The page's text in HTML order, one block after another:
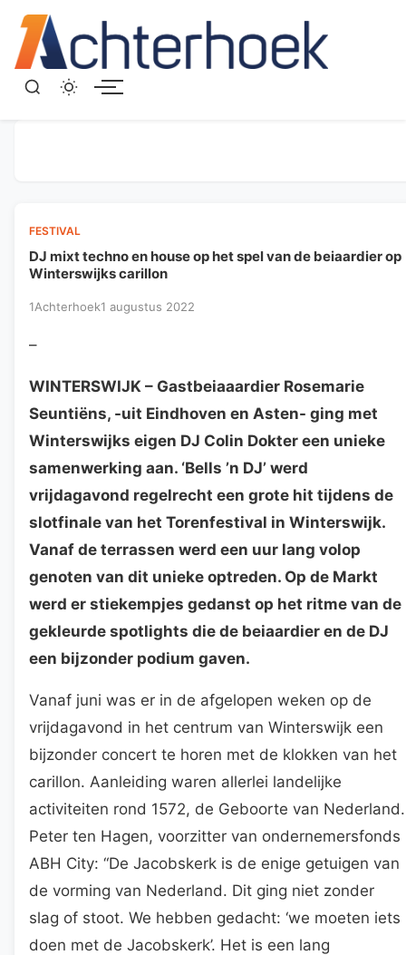
FESTIVAL
DJ mixt techno en house op het spel van de beiaardier op
Winterswijks carillon
1Achterhoek1 augustus 2022
–
WINTERSWIJK – Gastbeiaaardier Rosemarie
Seuntiëns, -uit Eindhoven en Asten- ging met
Winterswijks eigen DJ Colin Dokter een unieke
samenwerking aan. ‘Bells ’n DJ’ werd
vrijdagavond regelrecht een grote hit tijdens de
slotfinale van het Torenfestival in Winterswijk.
Vanaf de terrassen werd een uur lang volop
genoten van dit unieke optreden. Op de Markt
werd er stiekempjes gedanst op het ritme van de
gekleurde spotlights die de beiaardier en de DJ
een bijzonder podium gaven.
Vanaf juni was er in de afgelopen weken op de
vrijdagavond in het centrum van Winterswijk een
bijzonder concert te horen met de klokken van het
carillon. Aanleiding waren allerlei landelijke
activiteiten rond 1572, de Geboorte van Nederland.
Peter ten Hagen, voorzitter van ondernemersfonds
ABH City: “De Jacobskerk is de enige getuigen van
de vorming van Nederland. Dit ging niet zonder
slag of stoot. We hebben gedacht: ‘we moeten iets
doen met de Jacobskerk’. Het is een lang